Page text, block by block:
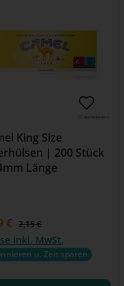
King Size
| 200 Stück
Länge
€ Regulärer Preis:
2,15 €
inkl. MwSt.
u. Zeit sparen